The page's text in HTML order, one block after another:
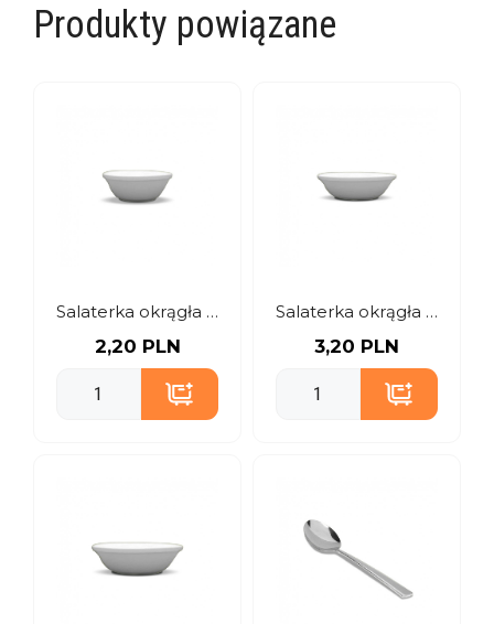
Produkty powiązane
Salaterka okrągła 16 cm
2,20 PLN
Salaterka okrągła 18 cm
3,20 PLN